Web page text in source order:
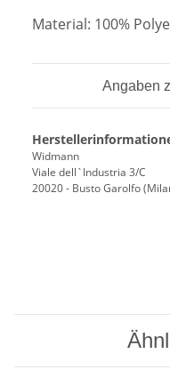
Material: 100%
Angaben
Widmann
Viale dell`Industria 3/C
20020 - Busto Garolfo